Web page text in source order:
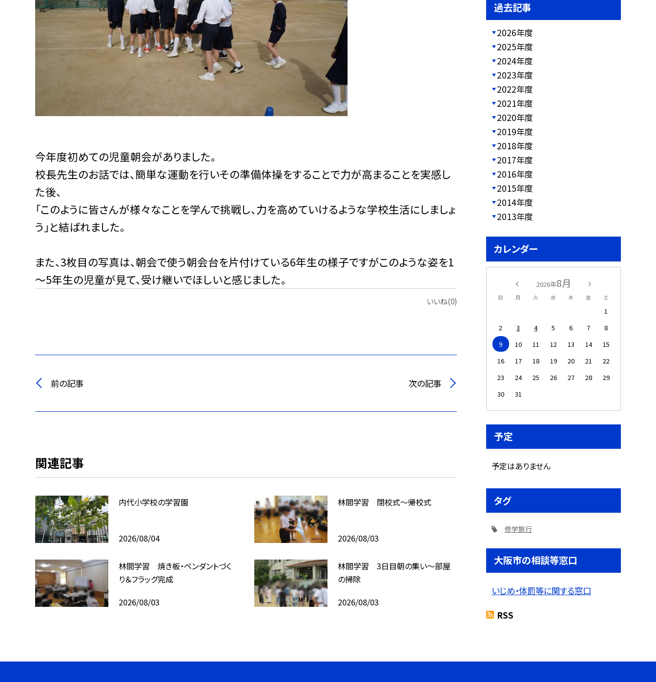
今年度初めての児童朝会がありました。
校長先生のお話では、簡単な運動を行いその準備体操をすることで力が高まることを実感し
た後、
「このように皆さんが様々なことを学んで挑戦し、力を高めていけるような学校生活にしましょ
う」と結ばれました。
また、3枚目の写真は、朝会で使う朝会台を片付けている6年生の様子ですがこのような姿を1
～5年生の児童が見て、受け継いでほしいと感じました。
いいね(0)
前の記事 次の記事
関連記事
内代小学校の学習園
2026/08/04
林間学習 閉校式～帰校式
2026/08/03
林間学習 焼き板・ペンダントづく
り＆フラッグ完成
2026/08/03
林間学習 3日目朝の集い～部屋
の掃除
2026/08/03
過去記事
2026年度
2025年度
2024年度
2023年度
2022年度
2021年度
2020年度
2019年度
2018年度
2017年度
2016年度
2015年度
2014年度
2013年度
カレンダー
2026年8月
日 月 火 水 木 金 土
1
2
3 4 5 6 7
8
9
10 11 12 13 14
15
16
17 18 19 20 21
22
23
24 25 26 27 28
29
30
31
予定
予定はありません
タグ
修学旅行
大阪市の相談等窓口
いじめ・体罰等に関する窓口
RSS